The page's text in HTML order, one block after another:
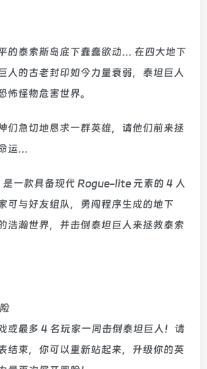
的泰索斯岛底下蠢蠢欲动… 在四大地下
人的古老封印如今力量衰弱，泰坦巨人
怖怪物危害世界。
们急切地恳求一群英雄，请他们前来拯
运…
是一款具备现代 Rogue-lite 元素的 4 人
可与好友组队，勇闯程序生成的地下
浩瀚世界，并击倒泰坦巨人来拯救泰索
或最多 4 名玩家一同击倒泰坦巨人！请
结束，你可以重新站起来，升级你的英